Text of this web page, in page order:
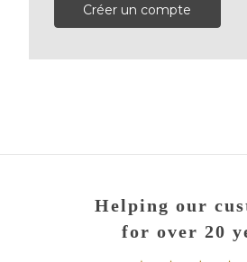
Créer un compte
Helping our
for over 20